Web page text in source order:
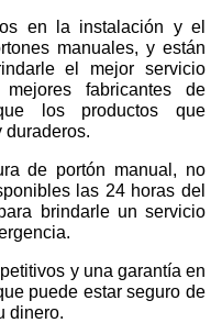
en la instalación y el
manuales, y están
el mejor servicio
fabricantes de
los productos que
duraderos.
de portón manual, no
las 24 horas del
brindarle un servicio
y una garantía en
puede estar seguro de
dinero.